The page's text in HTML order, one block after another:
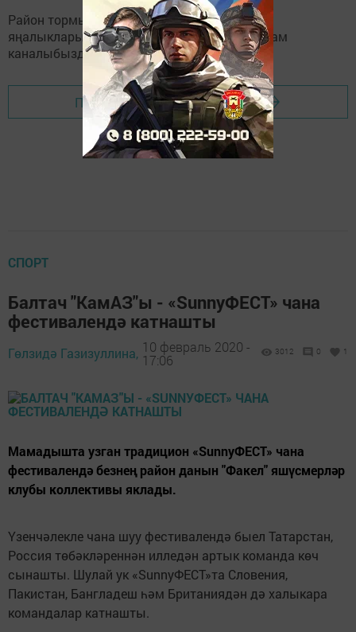
Район тормышына кагылышлы иң мөһим
яңалыкларыбызныБалтаси_Хезмэттелеграм
каналыбызда да укыгыз.
Перейти на страницу новости
СПОРТ
Балтач "КамАЗ"ы - «SunnуФЕСТ» чана
фестивалендә катнашты
Гөлзидә Газизуллина, 10 февраль 2020 -
17:06
3012 0 1
Мамадышта узган традицион «SunnуФЕСТ» чана
фестивалендә безнең район данын "Факел" яшүсмерләр
клубы коллективы яклады.
Үзенчәлекле чана шуу фестивалендә быел Татарстан,
Россия төбәкләреннән илледән артык команда көч
сынашты. Шулай ук «SunnуФЕСТ»та Словения,
Пакистан, Бангладеш һәм Британиядән дә халыкара
командалар катнашты.